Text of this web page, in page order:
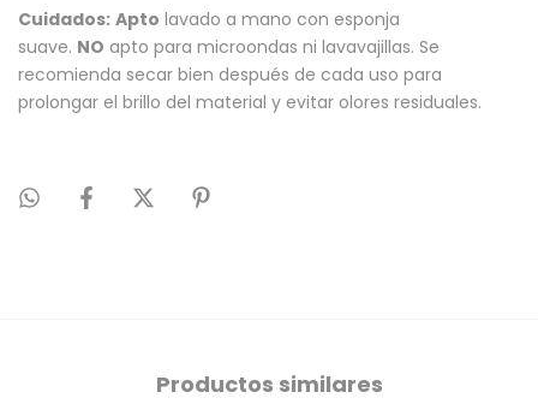
Cuidados: Apto lavado a mano con esponja
suave. NO apto para microondas ni lavavajillas. Se
recomienda secar bien después de cada uso para
prolongar el brillo del material y evitar olores residuales.
Productos similares